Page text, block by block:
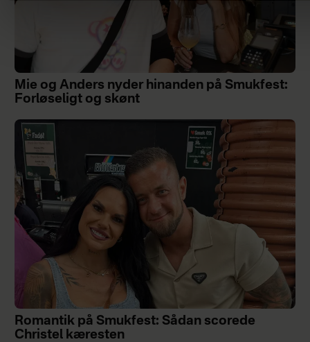
Mie og Anders nyder hinanden på Smukfest:
Forløseligt og skønt
Romantik på Smukfest: Sådan scorede
Christel kæresten